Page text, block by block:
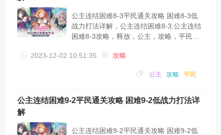
琴），黑骑（纯）Tips...
公主连结困难8-3平民通关攻略 困难8-3低
战力打法详解，公主连结困难8-3,公主连结
困难8-3攻略，释放，公主，攻略，平民，
民如何通关困难8-3呢？困难8-3是目前国服
这里。下面带来公主连结困难8-3平民通关
8-3这关的难点在于：1.第一小关有一个很
后排，boss释放一个...
2023-12-02 10:51:35 攻略
公主 攻略 平民
公主连结困难9-2平民通关攻略 困难9-2低战力打法详
解
公主连结困难9-2平民通关攻略 困难9-2低